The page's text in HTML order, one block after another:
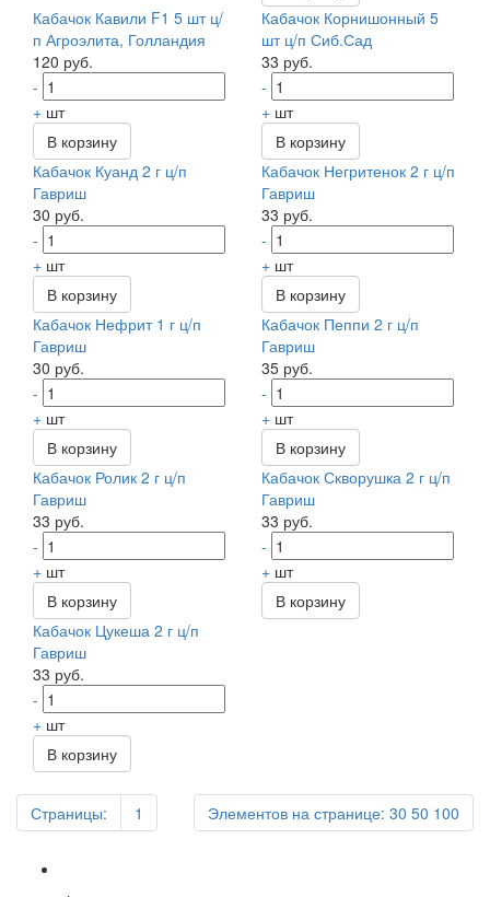
Кабачок Кавили F1 5 шт ц/
п Агроэлита, Голландия
120 руб.
-
+ шт
В корзину
Кабачок Корнишонный 5
шт ц/п Сиб.Сад
33 руб.
-
+ шт
В корзину
Кабачок Куанд 2 г ц/п
Гавриш
30 руб.
-
+ шт
В корзину
Кабачок Негритенок 2 г ц/п
Гавриш
33 руб.
-
+ шт
В корзину
Кабачок Нефрит 1 г ц/п
Гавриш
30 руб.
-
+ шт
В корзину
Кабачок Пеппи 2 г ц/п
Гавриш
35 руб.
-
+ шт
В корзину
Кабачок Ролик 2 г ц/п
Гавриш
33 руб.
-
+ шт
В корзину
Кабачок Скворушка 2 г ц/п
Гавриш
33 руб.
-
+ шт
В корзину
Кабачок Цукеша 2 г ц/п
Гавриш
33 руб.
-
+ шт
В корзину
Элементов на странице: 30 50 100
Страницы: 1